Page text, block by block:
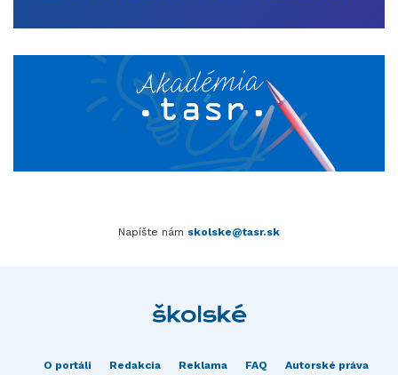
Napíšte nám skolske@tasr.sk
O portáli Redakcia Reklama FAQ Autorské práva